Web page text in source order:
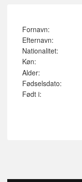
Fornavn:
Efternavn:
Nationalitet:
Køn:
Alder:
Fødselsdato:
Født i: